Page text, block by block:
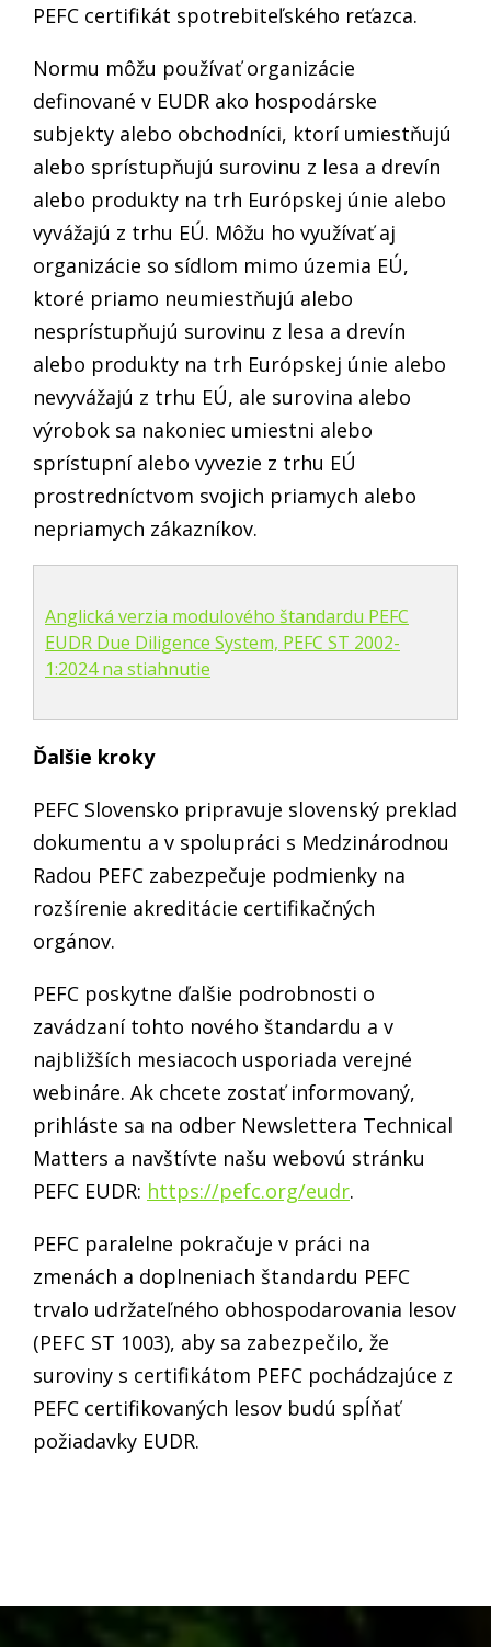
PEFC certifikát spotrebiteľského reťazca.
Normu môžu používať organizácie
definované v EUDR ako hospodárske
subjekty alebo obchodníci, ktorí umiestňujú
alebo sprístupňujú surovinu z lesa a drevín
alebo produkty na trh Európskej únie alebo
vyvážajú z trhu EÚ. Môžu ho využívať aj
organizácie so sídlom mimo územia EÚ,
ktoré priamo neumiestňujú alebo
nesprístupňujú surovinu z lesa a drevín
alebo produkty na trh Európskej únie alebo
nevyvážajú z trhu EÚ, ale surovina alebo
výrobok sa nakoniec umiestni alebo
sprístupní alebo vyvezie z trhu EÚ
prostredníctvom svojich priamych alebo
nepriamych zákazníkov.
Anglická verzia modulového štandardu PEFC
EUDR Due Diligence System, PEFC ST 2002-
1:2024 na stiahnutie
Ďalšie kroky
PEFC Slovensko pripravuje slovenský preklad
dokumentu a v spolupráci s Medzinárodnou
Radou PEFC zabezpečuje podmienky na
rozšírenie akreditácie certifikačných
orgánov.
PEFC poskytne ďalšie podrobnosti o
zavádzaní tohto nového štandardu a v
najbližších mesiacoch usporiada verejné
webináre. Ak chcete zostať informovaný,
prihláste sa na odber Newslettera Technical
Matters a navštívte našu webovú stránku
PEFC EUDR: https://pefc.org/eudr.
PEFC paralelne pokračuje v práci na
zmenách a doplneniach štandardu PEFC
trvalo udržateľného obhospodarovania lesov
(PEFC ST 1003), aby sa zabezpečilo, že
suroviny s certifikátom PEFC pochádzajúce z
PEFC certifikovaných lesov budú spĺňať
požiadavky EUDR.